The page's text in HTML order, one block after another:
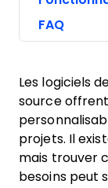
FAQ
Les logiciels
source
projets. Il
mais trouver
besoins peut